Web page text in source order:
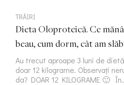
TRĂIRI
Dieta Oloproteică. Ce
beau, cum dorm, cât am
Au trecut aproape 3 luni de
doar 12 kilograme. Observați
da? DOAR 12 KILOGRAME 🙂